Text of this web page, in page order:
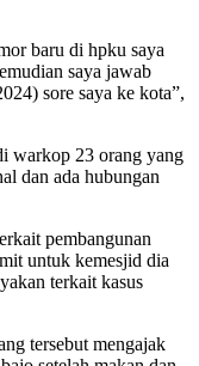
baru di hpku saya
saya jawab
sore saya ke kota”,
warkop 23 orang yang
dan ada hubungan
pembangunan
untuk kemesjid dia
terkait kasus
tersebut mengajak